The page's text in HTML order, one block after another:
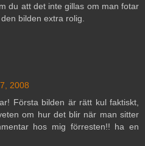
du att det inte gillas om man fotar
bilden extra rolig.
2008
Första bilden är rätt kul faktiskt,
om hur det blir när man sitter
hos mig förresten!! ha en